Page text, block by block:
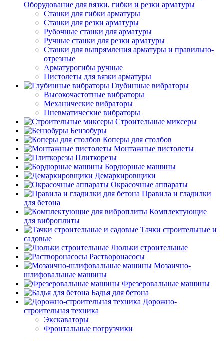
Оборудование для вязки, гибки и резки арматуры
Станки для гибки арматуры
Станки для резки арматуры
Рубочные станки для арматуры
Ручные станки для резки арматуры
Станки для выпрямления арматуры и правильно-
отрезные
Арматурогибы ручные
Пистолеты для вязки арматуры
Глубинные вибраторы
Высокочастотные вибраторы
Механические вибраторы
Пневматические вибраторы
Строительные миксеры
Бензобуры
Коперы для столбов
Монтажные пистолеты
Плиткорезы
Бордюрные машины
Демаркировщики
Окрасочные аппараты
Правила и гладилки
для бетона
Комплектующие
для виброплиты
Тачки строительные и
садовые
Люльки строительные
Растворонасосы
Мозаично-
шлифовальные машины
Фрезеровальные машины
Бадья для бетона
Дорожно-
строительная техника
Экскаваторы
Фронтальные погрузчики